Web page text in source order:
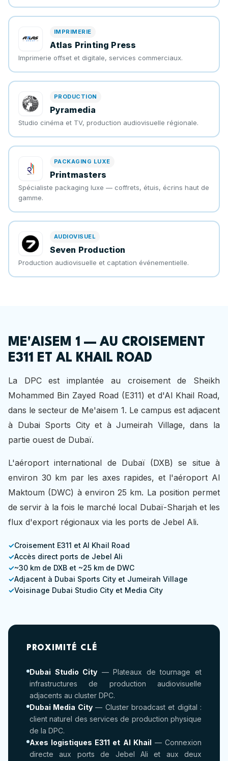
IMPRIMERIE
Atlas Printing Press
Imprimerie offset et digitale, services commerciaux.
PRODUCTION
Pyramedia
Studio cinéma et TV, production audiovisuelle régionale.
PACKAGING LUXE
Printmasters
Spécialiste packaging luxe — coffrets, étuis, écrins haut de
gamme.
AUDIOVISUEL
Seven Production
Production audiovisuelle et captation événementielle.
ME'AISEM 1 — AU CROISEMENT
E311 ET AL KHAIL ROAD
La DPC est implantée au croisement de Sheikh
Mohammed Bin Zayed Road (E311) et d'Al Khail Road,
dans le secteur de Me'aisem 1. Le campus est adjacent
à Dubai Sports City et à Jumeirah Village, dans la
partie ouest de Dubaï.
L'aéroport international de Dubaï (DXB) se situe à
environ 30 km par les axes rapides, et l'aéroport Al
Maktoum (DWC) à environ 25 km. La position permet
de servir à la fois le marché local Dubaï-Sharjah et les
flux d'export régionaux via les ports de Jebel Ali.
Croisement E311 et Al Khail Road
Accès direct ports de Jebel Ali
~30 km de DXB et ~25 km de DWC
Adjacent à Dubai Sports City et Jumeirah Village
Voisinage Dubai Studio City et Media City
PROXIMITÉ CLÉ
Dubai Studio City — Plateaux de tournage et
infrastructures de production audiovisuelle
adjacents au cluster DPC.
Dubai Media City— Cluster broadcast et digital :
client naturel des services de production physique
de la DPC.
Axes logistiques E311 et Al Khail — Connexion
directe aux ports de Jebel Ali et aux deux